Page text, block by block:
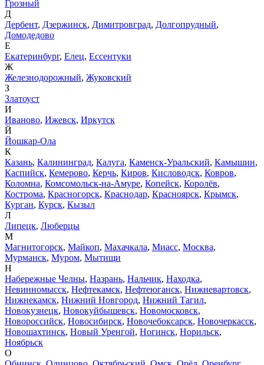
Грозный
Д
Дербент, Дзержинск, Димитровград, Долгопрудный,
Домодедово
Е
Екатеринбург, Елец, Ессентуки
Ж
Железнодорожный, Жуковский
З
Златоуст
И
Иваново, Ижевск, Иркутск
Й
Йошкар-Ола
К
Казань, Калининград, Калуга, Каменск-Уральский, Камышин,
Каспийск, Кемерово, Керчь, Киров, Кисловодск, Ковров,
Коломна, Комсомольск-на-Амуре, Копейск, Королёв,
Кострома, Красногорск, Краснодар, Красноярск, Крымск,
Курган, Курск, Кызыл
Л
Липецк, Люберцы
М
Магнитогорск, Майкоп, Махачкала, Миасс, Москва,
Мурманск, Муром, Мытищи
Н
Набережные Челны, Назрань, Нальчик, Находка,
Невинномысск, Нефтекамск, Нефтеюганск, Нижневартовск,
Нижнекамск, Нижний Новгород, Нижний Тагил,
Новокузнецк, Новокуйбышевск, Новомосковск,
Новороссийск, Новосибирск, Новочебоксарск, Новочеркасск,
Новошахтинск, Новый Уренгой, Ногинск, Норильск,
Ноябрьск
О